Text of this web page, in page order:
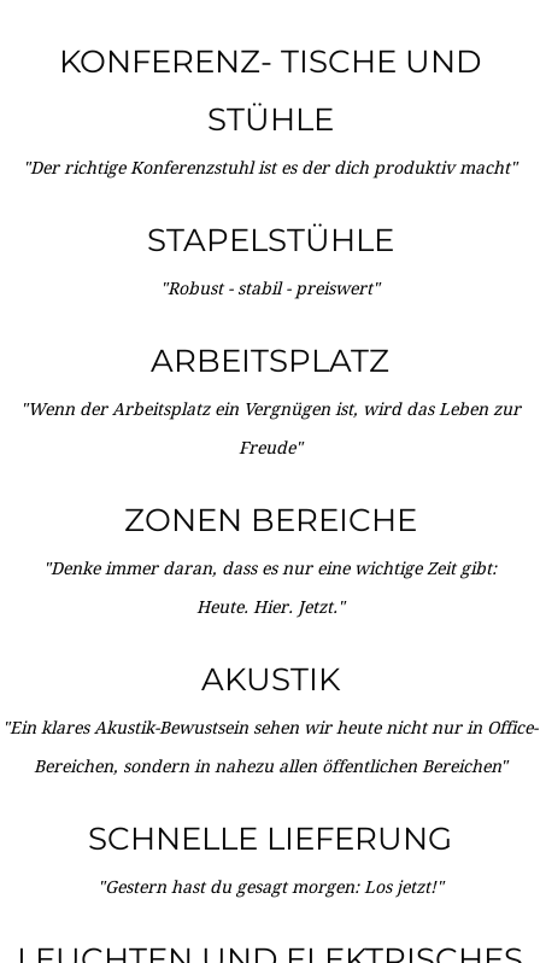
KONFERENZ- TISCHE UND
STÜHLE
"Der richtige Konferenzstuhl ist es der dich produktiv macht"
STAPELSTÜHLE
"Robust - stabil - preiswert"
ARBEITSPLATZ
"Wenn der Arbeitsplatz ein Vergnügen ist, wird das Leben zur
Freude"
ZONEN BEREICHE
"Denke immer daran, dass es nur eine wichtige Zeit gibt:
Heute. Hier. Jetzt."
AKUSTIK
"Ein klares Akustik-Bewustsein sehen wir heute nicht nur in Office-
Bereichen, sondern in nahezu allen öffentlichen Bereichen"
SCHNELLE LIEFERUNG
"Gestern hast du gesagt morgen: Los jetzt!"